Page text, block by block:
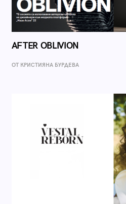
AFTER OBLIVION
ОТ КРИСТИЯНА БУРДЕВА